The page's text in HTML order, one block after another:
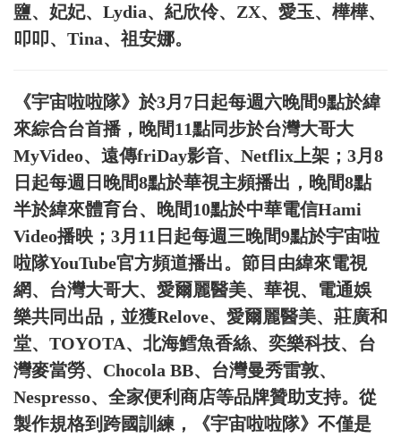
鹽、妃妃、Lydia、紀欣伶、ZX、愛玉、樺樺、
叩叩、Tina、祖安娜。
《宇宙啦啦隊》於3月7日起每週六晚間9點於緯
來綜合台首播，晚間11點同步於台灣大哥大
MyVideo、遠傳friDay影音、Netflix上架；3月8
日起每週日晚間8點於華視主頻播出，晚間8點
半於緯來體育台、晚間10點於中華電信Hami
Video播映；3月11日起每週三晚間9點於宇宙啦
啦隊YouTube官方頻道播出。節目由緯來電視
網、台灣大哥大、愛爾麗醫美、華視、電通娛
樂共同出品，並獲Relove、愛爾麗醫美、莊廣和
堂、TOYOTA、北海鱈魚香絲、奕樂科技、台
灣麥當勞、Chocola BB、台灣曼秀雷敦、
Nespresso、全家便利商店等品牌贊助支持。從
製作規格到跨國訓練，《宇宙啦啦隊》不僅是